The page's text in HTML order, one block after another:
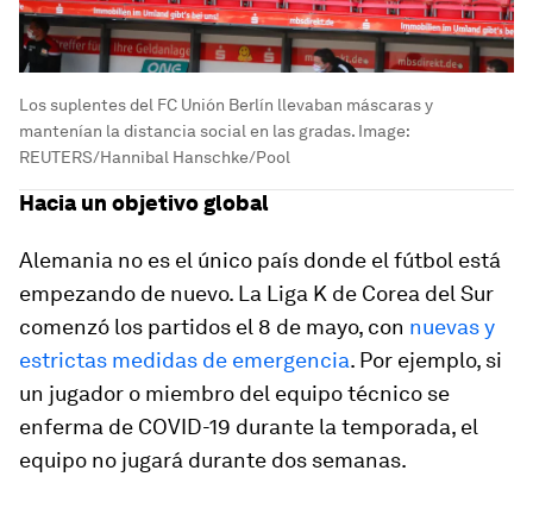
Los suplentes del FC Unión Berlín llevaban máscaras y
mantenían la distancia social en las gradas. Image:
REUTERS/Hannibal Hanschke/Pool
Hacia un objetivo global
Alemania no es el único país donde el fútbol está
empezando de nuevo. La Liga K de Corea del Sur
comenzó los partidos el 8 de mayo, con nuevas y
estrictas medidas de emergencia. Por ejemplo, si
un jugador o miembro del equipo técnico se
enferma de COVID-19 durante la temporada, el
equipo no jugará durante dos semanas.